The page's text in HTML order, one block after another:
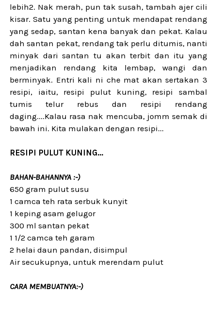
lebih2. Nak merah, pun tak susah, tambah ajer cili
kisar. Satu yang penting untuk mendapat rendang
yang sedap, santan kena banyak dan pekat. Kalau
dah santan pekat, rendang tak perlu ditumis, nanti
minyak dari santan tu akan terbit dan itu yang
menjadikan rendang kita lembap, wangi dan
berminyak. Entri kali ni che mat akan sertakan 3
resipi, iaitu, resipi pulut kuning, resipi sambal
tumis telur rebus dan resipi rendang
daging....Kalau rasa nak mencuba, jomm semak di
bawah ini. Kita mulakan dengan resipi...
RESIPI PULUT KUNING...
BAHAN-BAHANNYA :-)
650 gram pulut susu
1 camca teh rata serbuk kunyit
1 keping asam gelugor
300 ml santan pekat
1 1/2 camca teh garam
2 helai daun pandan, disimpul
Air secukupnya, untuk merendam pulut
CARA MEMBUATNYA:-)